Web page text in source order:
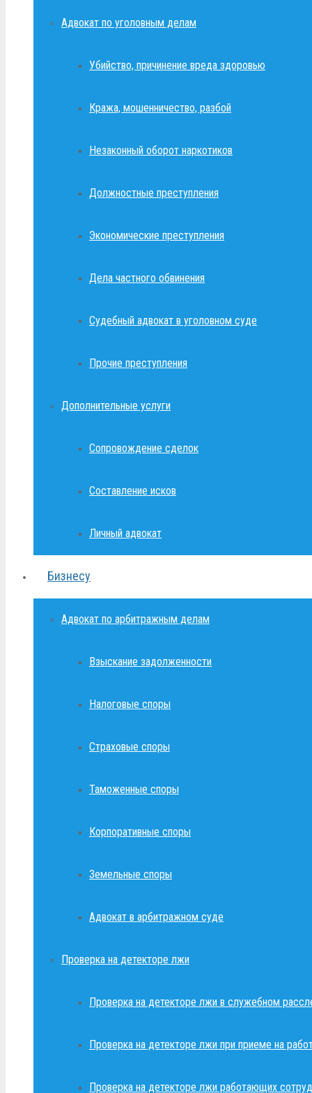
Адвокат по уголовным делам
Убийство, причинение вреда здоровью
Кража, мошенничество, разбой
Незаконный оборот наркотиков
Должностные преступления
Экономические преступления
Дела частного обвинения
Судебный адвокат в уголовном суде
Прочие преступления
Дополнительные услуги
Сопровождение сделок
Составление исков
Личный адвокат
Бизнесу
Адвокат по арбитражным делам
Взыскание задолженности
Налоговые споры
Страховые споры
Таможенные споры
Корпоративные споры
Земельные споры
Адвокат в арбитражном суде
Проверка на детекторе лжи
Проверка на детекторе лжи в служебном
Проверка на детекторе лжи при приеме на
Проверка на детекторе лжи работающих